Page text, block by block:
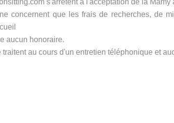
s'arrêtent à l'acceptation de la
concernent que les frais de recherches, de
aucun honoraire.
traitent au cours d'un entretien téléphonique et